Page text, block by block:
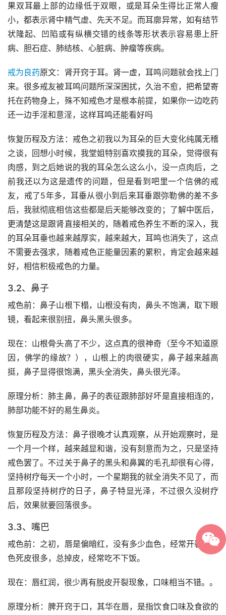
果双耳最上部的边缘低于双眼，或是耳朵生得比正常人瘦
小，都表示肾中精气虚、先天不足。而耳廓异常，如有结节
状隆起、凹陷或有纵横交错的线条等形状表示容易患上肝
病、胆石症、肺结核、心脏病、肿瘤等疾病。
戒为良药原文：肾开窍于耳。肾一虚，耳鸣问题就会找上门
来。很多戒友被耳鸣问题所深深困扰，久治不愈，把希望寄
托在药物身上，殊不知戒色才是根本前提，如果你一边吃药
还一边手淫和意淫，这样耳鸣还能看好吗
恢复历程及方法：戒色之初我以为耳朵的巨大变化纯属无稽
之谈，回想小时候，我堂姐特别喜欢摸我的耳朵，觉得很有
肉感，到之后她说的我的耳朵怎么这么小，没一点肉后，之
前我还以为这是遗传的问题，但是看到吧里一个信佛的戒
友，戒了5年多，耳垂从很小到后来耳垂跟弥勒佛的差不多
后，我就彻底相信这些都是后天能够改变的；了解中医后，
更清楚这是跟肾直接相关的，随着戒色养生不断的深入，我
的耳朵耳垂也越来越厚实，越来越大，耳鸣也消失了，这点
不需要去强求，随着戒色正能量因素的累积，肯定会越来越
好，相信积极戒色的力量。
3.2、鼻子
戒色前：鼻子山根下榻，山根没有肉，鼻头不饱满，取下眼
镜，看起来很别扭，鼻头黑头很多。
现在：山根骨头高了不少，这点真的很神奇（至今不知道原
因，佛学的缘故？），山根上的肉很硬实，鼻子越来越高
挺，鼻子显得很饱满，黑头全消失，鼻头很光泽。
原理分析：肺主鼻，鼻子的表征跟肺部好坏是直接相连的，
肺部功能不好的易生鼻炎。
恢复历程及方法：鼻子很晚才认真观察，从开始观察时，是
一个月一个样，越来越显和谐，没有刻意而为之，只是坚持
戒色罢了。不过关于鼻子的黑头和鼻翼的毛孔却很有心得，
坚持树疗每天一个小时，一个星期我的就全消失不见了，而
且那段坚持树疗的日子，鼻子特显光泽，不过很久没树疗
后，效果就要回落很多。
3.3、嘴巴
戒色前：之初，唇是偏暗红，没有多少血色，经常开裂，白
色死皮很多，总掉皮，经常吃不下饭。
现在：唇红润，很少再有脱皮开裂现象，口味相当不错。。
原理分析：脾开窍于口，其华在唇，是指饮食口味及食欲的